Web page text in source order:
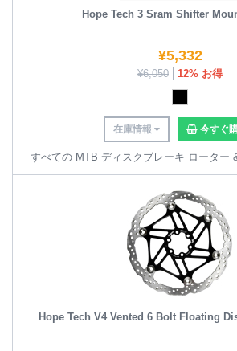
Hope Tech 3 Sram Shifter
¥5,332
¥6,050 12% お得
在庫情報 今すぐ
すべての MTB ディスクブレーキ ローター
Hope Tech V4 Vented 6 Bolt Floating